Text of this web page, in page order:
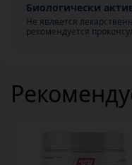
Биологически
Не является
рекомендуется